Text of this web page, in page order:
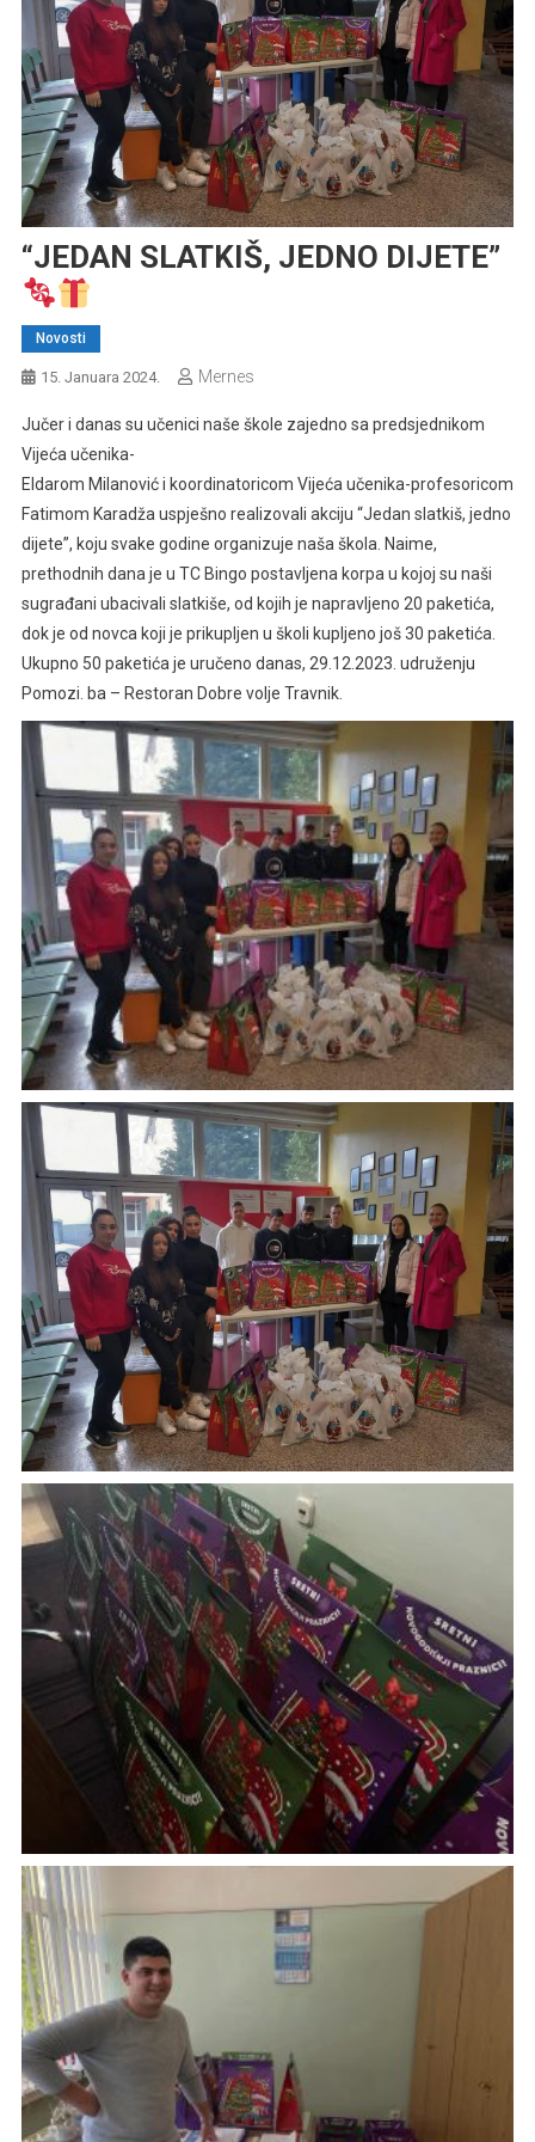
“JEDAN SLATKIŠ, JEDNO DIJETE”
Novosti
15. Januara 2024. Mernes
Jučer i danas su učenici naše škole zajedno sa predsjednikom
Vijeća učenika-
Eldarom Milanović i koordinatoricom Vijeća učenika-profesoricom
Fatimom Karadža uspješno realizovali akciju “Jedan slatkiš, jedno
dijete”, koju svake godine organizuje naša škola. Naime,
prethodnih dana je u TC Bingo postavljena korpa u kojoj su naši
sugrađani ubacivali slatkiše, od kojih je napravljeno 20 paketića,
dok je od novca koji je prikupljen u školi kupljeno još 30 paketića.
Ukupno 50 paketića je uručeno danas, 29.12.2023. udruženju
Pomozi. ba – Restoran Dobre volje Travnik.